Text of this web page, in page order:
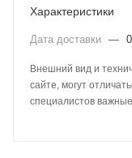
Характеристики
Дата доставки —
Внешний вид и
сайте, могут
специалистов